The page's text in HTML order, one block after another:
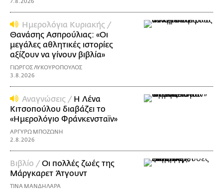
Ημερολόγια Κυριακής /
Θανάσης Ασπρούλιας: «Οι
μεγάλες αθλητικές ιστορίες
αξίζουν να γίνουν βιβλία»
ΓΙΩΡΓΟΣ ΛΥΚΟΥΡΟΠΟΥΛΟΣ
3.8.2026
Αναγνώσεις / Η Λένα
Κιτσοπούλου διαβάζει το
«Ημερολόγιο Φράνκενσταϊν»
ΑΡΓΥΡΩ ΜΠΟΖΩΝΗ
2.8.2026
Βιβλίο /Οι πολλές ζωές της
Μάργκαρετ Άτγουντ
ΤΙΝΑ ΜΑΝΔΗΛΑΡΑ